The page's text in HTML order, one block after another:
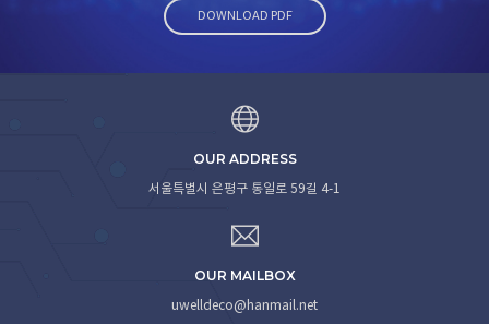
DOWNLOAD PDF
OUR ADDRESS
서울특별시 은평구 통일로 59길 4-1
OUR MAILBOX
uwelldeco@hanmail.net